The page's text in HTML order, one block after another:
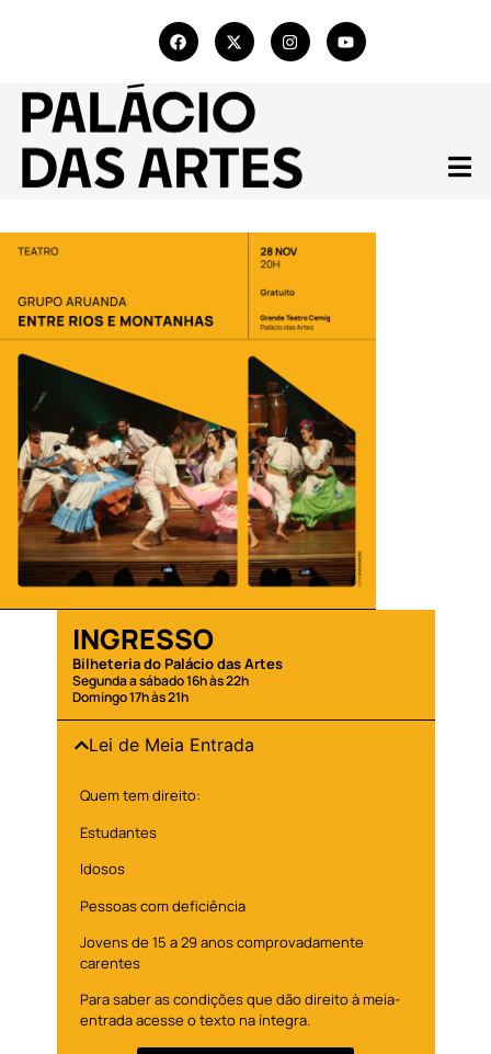
INGRESSO
Bilheteria do Palácio das Artes
Segunda a sábado 16h às 22h
Domingo 17h às 21h
Lei de Meia Entrada
Quem tem direito:
Estudantes
Idosos
Pessoas com deficiência
Jovens de 15 a 29 anos comprovadamente
carentes
Para saber as condições que dão direito à meia-
entrada acesse o texto na íntegra.